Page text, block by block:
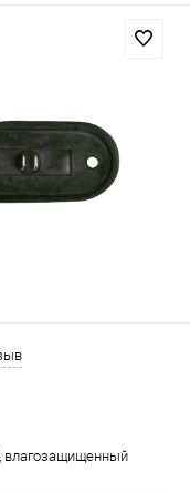
влагозащищенный